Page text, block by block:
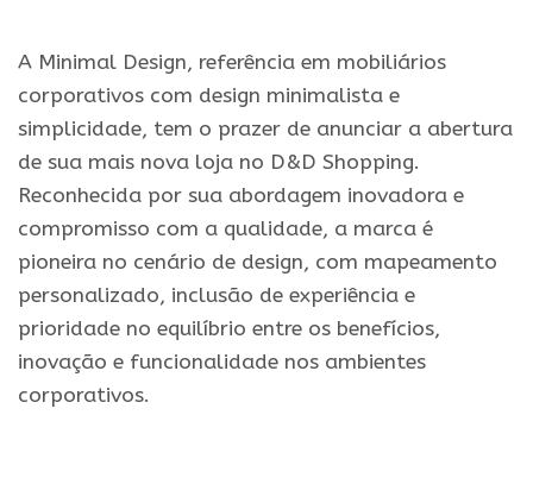
A Minimal Design, referência em mobiliários
corporativos com design minimalista e
simplicidade, tem o prazer de anunciar a abertura
de sua mais nova loja no D&D Shopping.
Reconhecida por sua abordagem inovadora e
compromisso com a qualidade, a marca é
pioneira no cenário de design, com mapeamento
personalizado, inclusão de experiência e
prioridade no equilíbrio entre os benefícios,
inovação e funcionalidade nos ambientes
corporativos.